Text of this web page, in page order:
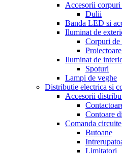
Accesorii
Dulii
Banda LED si
Iluminat de
Corpuri de
Iluminat de
Spoturi
Lampi de veghe
Distributie electrica si
Accesorii
Contoare
Comanda circuite
Butoane
Limitatori